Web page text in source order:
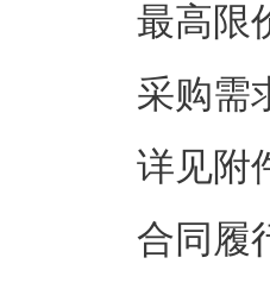
最高限
采购需
详见附
合同履